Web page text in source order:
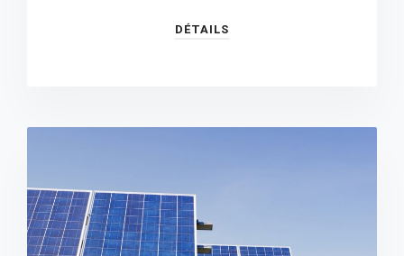
DÉTAILS